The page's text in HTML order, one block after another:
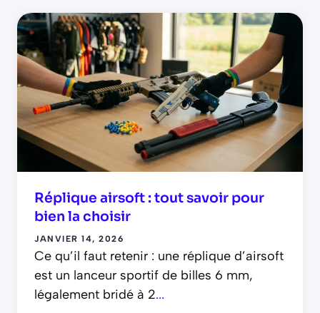
Réplique airsoft : tout savoir pour
bien la choisir
JANVIER 14, 2026
Ce qu’il faut retenir : une réplique d’airsoft
est un lanceur sportif de billes 6 mm,
légalement bridé à 2...